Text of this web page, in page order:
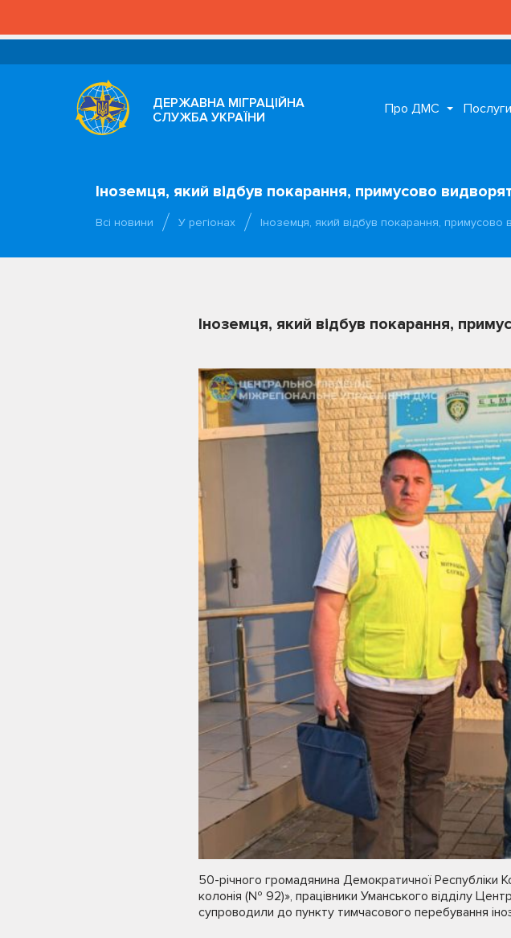
ДЕРЖАВНА МІГРАЦІЙНА
СЛУЖБА УКРАЇНИ
Про ДМС Послуги
Іноземця, який відбув покарання, примусово
Всі новини У регіонах Іноземця, який відбув покарання, примусово
Іноземця, який відбув покарання,
50-річного громадянина Демократичної Республіки
колонія (№ 92)», працівники Уманського відділу
супроводили до пункту тимчасового перебування